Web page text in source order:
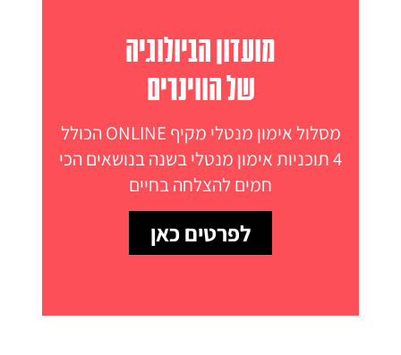
מועדון הביולוגיה
של הווינרים
מסלול אימון מנטלי מקיף ONLINE הכולל
4 תוכניות אימון מנטלי בשנה בנושאים הכי
חמים להצלחה בחיים
לפרטים כאן